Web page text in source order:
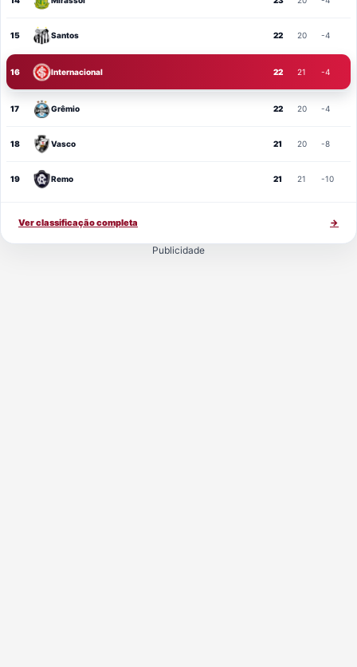
15 Santos 22 20 -4
16 Internacional 22 21 -4
17 Grêmio 22 20 -4
18 Vasco 21 20 -8
19 Remo 21 21 -10
Ver classificação completa →
Publicidade